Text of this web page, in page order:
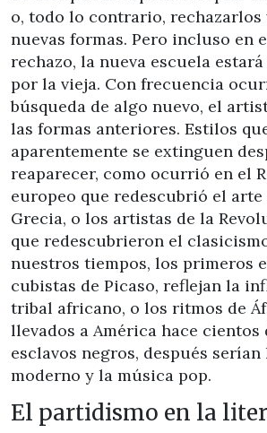
o, todo lo contrario,
nuevas formas. Pero incluso en
rechazo, la nueva escuela
por la vieja. Con frecuencia
búsqueda de algo nuevo, el
las formas anteriores. Estilos
aparentemente se extinguen
reaparecer, como ocurrió en el
europeo que redescubrió el
Grecia, o los artistas de la
que redescubrieron el
nuestros tiempos, los primeros
cubistas de Picaso, reflejan la
tribal africano, o los ritmos de
llevados a América hace cientos
esclavos negros, después serían
moderno y la música pop.
El partidismo en la